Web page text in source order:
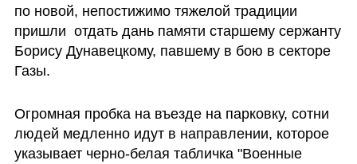
по новой, непостижимо тяжелой традиции
пришли  отдать дань памяти старшему сержанту
Борису Дунавецкому, павшему в бою в секторе
Газы.
Огромная пробка на въезде на парковку, сотни
людей медленно идут в направлении, которое
указывает черно-белая табличка "Военные